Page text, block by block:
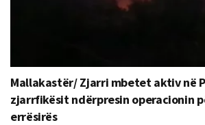
Mallakastër/ Zjarri mbetet aktiv në
zjarrfikësit ndërpresin operacionin
errësirës